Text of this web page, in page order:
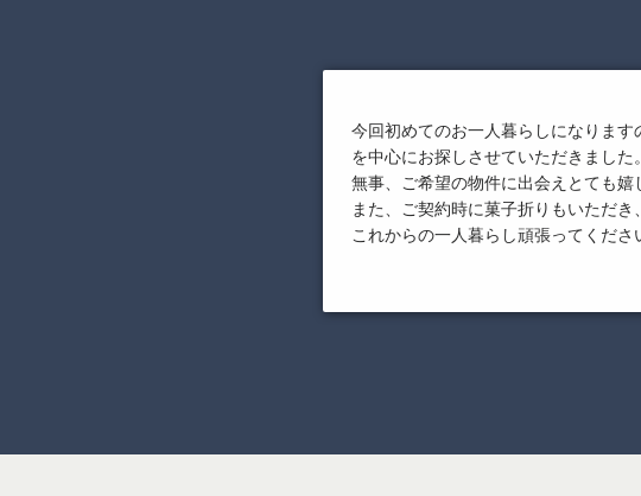
今回初めてのお一人暮らしになりま
を中心にお探しさせていただきました。
無事、ご希望の物件に出会えとても嬉
また、ご契約時に菓子折りもいただき
これからの一人暮らし頑張ってくださ